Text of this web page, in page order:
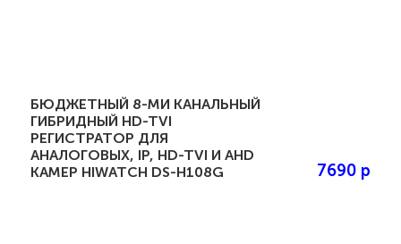
БЮДЖЕТНЫЙ 8-МИ КАНАЛЬНЫЙ
ГИБРИДНЫЙ HD-TVI
РЕГИСТРАТОР ДЛЯ
АНАЛОГОВЫХ, IP, HD-TVI И AHD
КАМЕР HIWATCH DS-H108G
7690 р